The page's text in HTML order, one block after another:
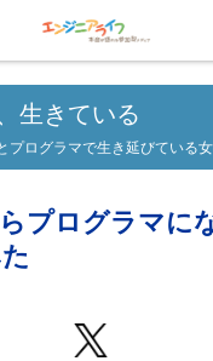
生きている
プログラマで生き延びている女
プログラマに